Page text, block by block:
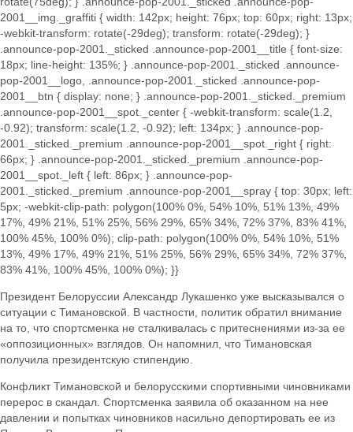
Президент Белоруссии Александр Лукашенко уже высказывался о
ситуации с Тимановской. В частности, политик обратил внимание
на то, что спортсменка не сталкивалась с притеснениями из-за ее
«оппозиционных» взглядов. Он напомнил, что Тимановская
получила президентскую стипендию.
Конфликт Тимановской и белорусскими спортивными чиновниками
перерос в скандал. Спортсменка заявила об оказанном на нее
давлении и попытках чиновников насильно депортировать ее из